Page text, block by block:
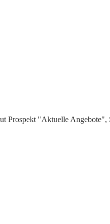
Prospekt "Aktuelle Angebote",